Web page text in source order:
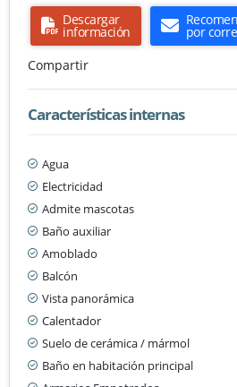
Descargar
información
por
Compartir
Características internas
Agua
Electricidad
Admite mascotas
Baño auxiliar
Amoblado
Balcón
Vista panorámica
Calentador
Suelo de cerámica / mármol
Baño en habitación principal